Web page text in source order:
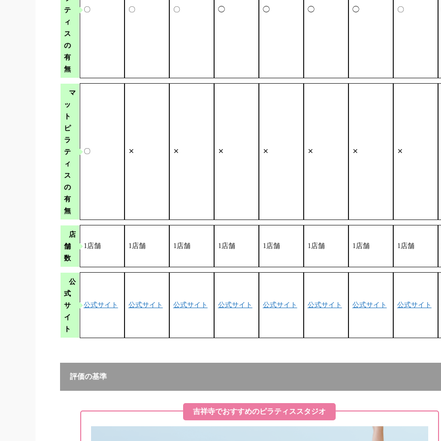
テ
ィ
ス
の
有
無
〇 〇 〇 ◯ ◯ ◯ ◯ 〇
マ
ッ
ト
ピ
ラ
テ
ィ
ス
の
有
無
〇 ✕ ✕ ✕ ✕ ✕ ✕ ✕
店
舗
数
1店舗 1店舗 1店舗 1店舗 1店舗 1店舗 1店舗 1店舗
公
式
サ
イ
ト
公式サイト 公式サイト 公式サイト 公式サイト 公式サイト 公式サイト 公式サイト 公式サイト
評価の基準
吉祥寺でおすすめのピラティススタジオ